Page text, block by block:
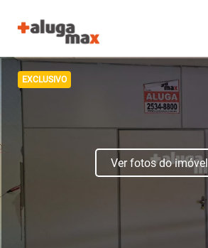
EXCLUSIVO
Ver fotos do imóvel